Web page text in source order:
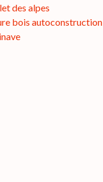
des alpes
bois autoconstruction